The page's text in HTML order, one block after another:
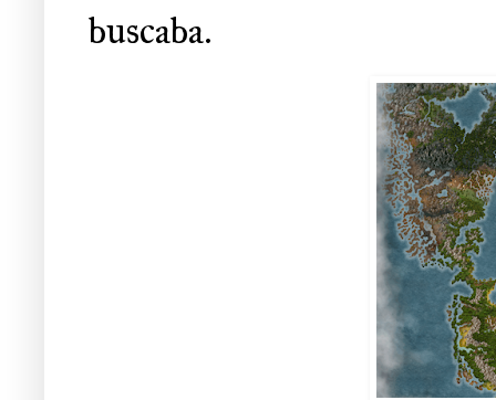
buscaba.